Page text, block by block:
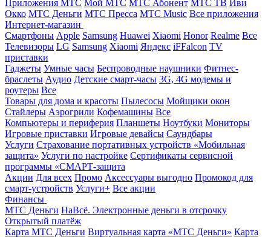
Приложения МТС Мой МТС МТС Абонент МТС ТВ Иви
Окко МТС Деньги МТС Пресса МТС Music Все приложения
Интернет-магазин
Смартфоны Apple Samsung Huawei Xiaomi Honor Realme Все
Телевизоры LG Samsung Xiaomi Яндекс iFFalcon TV
приставки
Гаджеты Умные часы Беспроводные наушники Фитнес-
браслеты Аудио Детские смарт-часы 3G, 4G модемы и
роутеры Все
Товары для дома и красоты Пылесосы Мойщики окон
Стайлеры Аэрогрили Кофемашины Все
Компьютеры и периферия Планшеты Ноутбуки Мониторы
Игровые приставки Игровые девайсы Саундбары
Услуги Страхование портативных устройств «Мобильная
защита» Услуги по настройке Сертификаты сервисной
программы «СМАРТ-защита
Акции Для всех Промо Аксессуары выгодно Промокод для
смарт-устройств Услуги+ Все акции
Финансы
МТС Деньги НаВсё. Электронные деньги в отсрочку
Открытый платёж
Карта МТС Деньги Виртуальная карта «МТС Деньги» Карта